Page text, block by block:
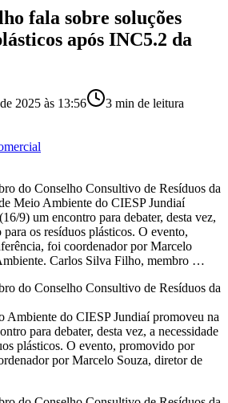
fala sobre soluções
após INC5.2 da
2025 às 13:56 3 min de leitura
do Conselho Consultivo de Resíduos da
Meio Ambiente do CIESP Jundiaí
9) um encontro para debater, desta vez,
para os resíduos plásticos. O evento,
foi coordenador por Marcelo
Carlos Silva Filho, membro …
do Conselho Consultivo de Resíduos da
Ambiente do CIESP Jundiaí promoveu na
para debater, desta vez, a necessidade
plásticos. O evento, promovido por
por Marcelo Souza, diretor de